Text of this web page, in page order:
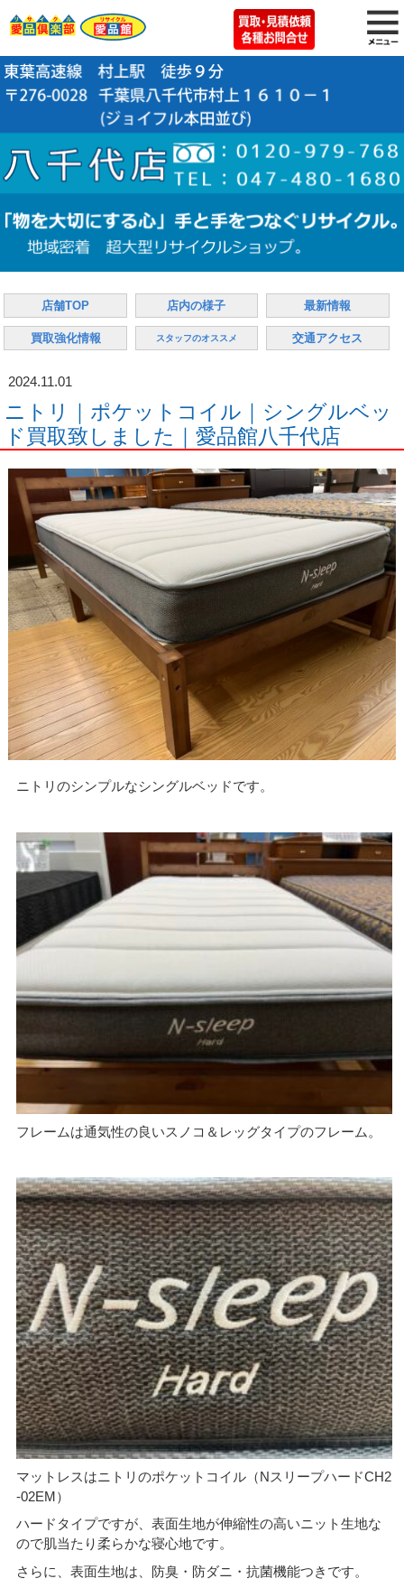
店舗TOP 店内の様子 最新情報
買取強化情報 スタッフのオススメ 交通アクセス
2024.11.01
ニトリ｜ポケットコイル｜シングルベッ
ド買取致しました｜愛品館八千代店
ニトリのシンプルなシングルベッドです。
フレームは通気性の良いスノコ＆レッグタイプのフレーム。
マットレスはニトリのポケットコイル（NスリープハードCH2
-02EM）
ハードタイプですが、表面生地が伸縮性の高いニット生地な
ので肌当たり柔らかな寝心地です。
さらに、表面生地は、防臭・防ダニ・抗菌機能つきです。